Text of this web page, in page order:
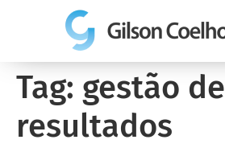
Tag: gestão de
resultados